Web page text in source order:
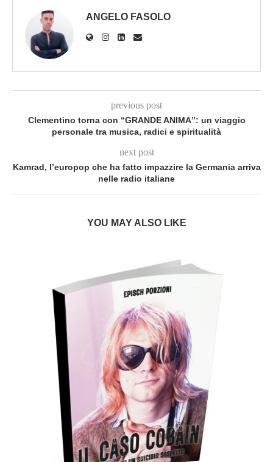
ANGELO FASOLO
previous post
Clementino torna con “GRANDE ANIMA”: un viaggio
personale tra musica, radici e spiritualità
next post
Kamrad, l’europop che ha fatto impazzire la Germania arriva
nelle radio italiane
YOU MAY ALSO LIKE